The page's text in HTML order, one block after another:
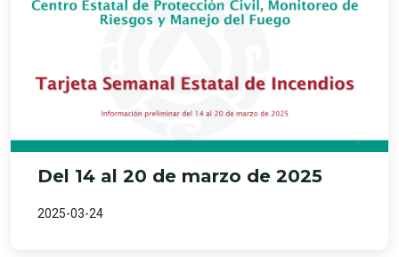
Del 14 al 20 de marzo de 2025
2025-03-24